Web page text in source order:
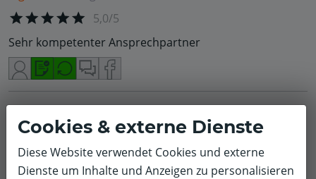
5,0/5
Sehr kompetenter Ansprechpartner
5,0/5
Gut beraten, freundlich bedient. Zufrieden
Cookies & externe Dienste
Diese Website verwendet Cookies und externe
Dienste um Inhalte und Anzeigen zu personalisieren